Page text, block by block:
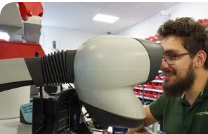
70% moins cher qu'une pièce
neuve... mais pas que !
Pourquoi réparer ?